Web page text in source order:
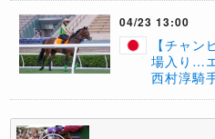
04/23 13:00
【チャ
場入り…
西村淳騎